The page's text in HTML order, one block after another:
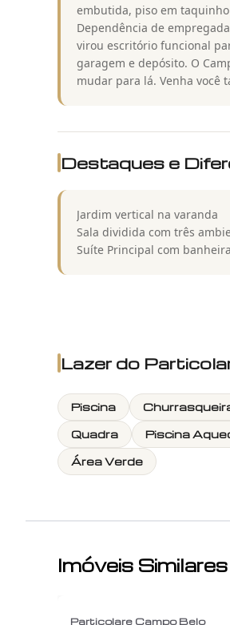
embutida, piso em
Dependência de
virou escritório funcional
garagem e depósito. O
mudar para lá. Venha você
Destaques e
Jardim vertical na varanda
Sala dividida com três
Suíte Principal com
Lazer do
Piscina
Quadra
Piscina
Área Verde
Imóveis Similares
Particolare Campo Belo